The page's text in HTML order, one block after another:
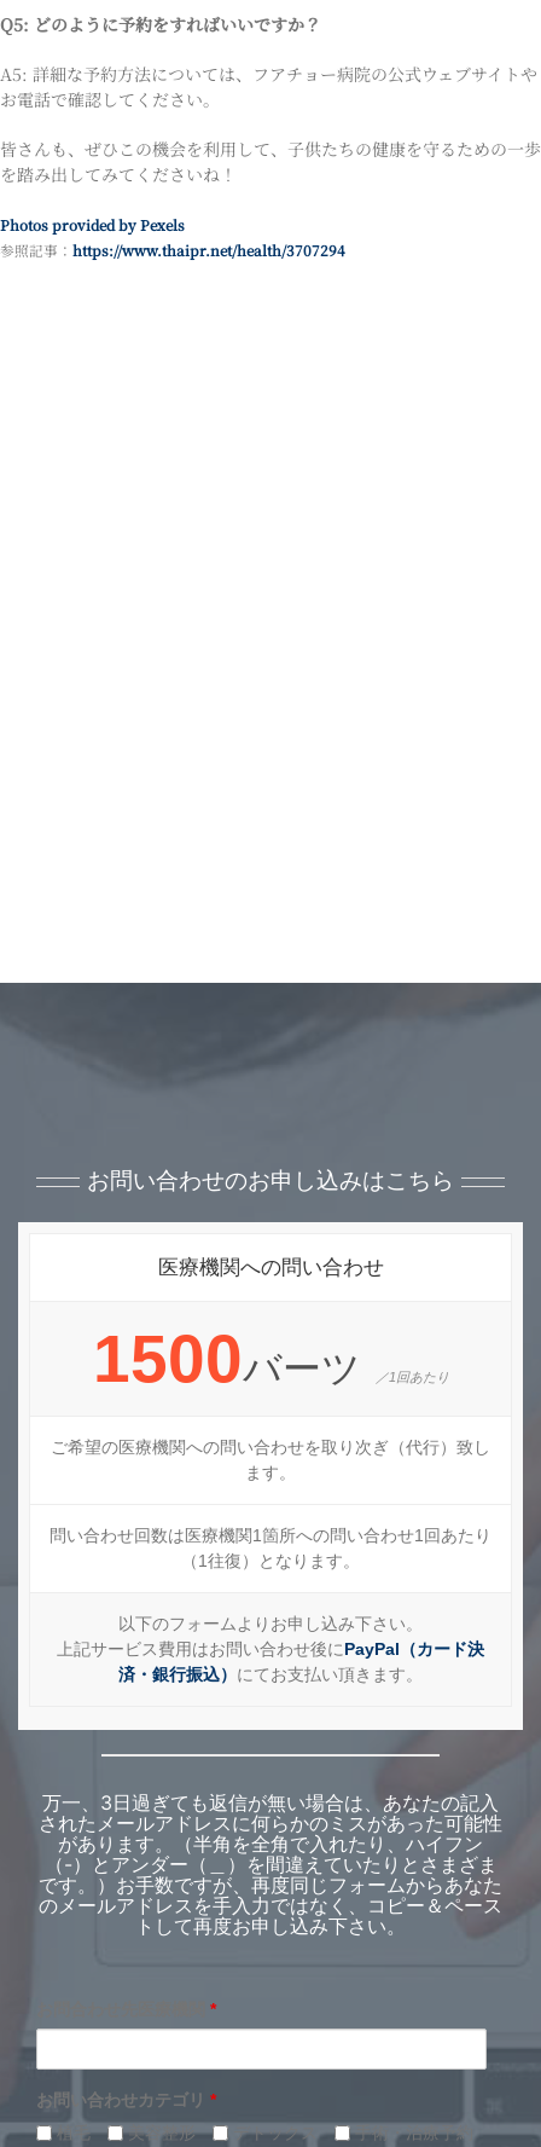
Q5: どのように予約をすればいいですか？
A5: 詳細な予約方法については、フアチョー病院の公式ウェブサイトや
お電話で確認してください。
皆さんも、ぜひこの機会を利用して、子供たちの健康を守るための一歩
を踏み出してみてくださいね！
Photos provided by Pexels
参照記事： https://www.thaipr.net/health/3707294
お問い合わせのお申し込みはこちら
医療機関への問い合わせ
1500バーツ ／1回あたり
ご希望の医療機関への問い合わせを取り次ぎ（代行）致し
ます。
問い合わせ回数は医療機関1箇所への問い合わせ1回あたり
（1往復）となります。
以下のフォームよりお申し込み下さい。
上記サービス費用はお問い合わせ後にPayPal（カード決
済・銀行振込） にてお支払い頂きます。
万一、3日過ぎても返信が無い場合は、あなたの記入
されたメールアドレスに何らかのミスがあった可能性
があります。（半角を全角で入れたり、ハイフン
（-）とアンダー（＿）を間違えていたりとさまざま
です。）お手数ですが、再度同じフォームからあなた
のメールアドレスを手入力ではなく、コピー＆ペース
トして再度お申し込み下さい。
*
お問い合わせカテゴリ *
植毛
美容整形 デトックス
手術・治療予約